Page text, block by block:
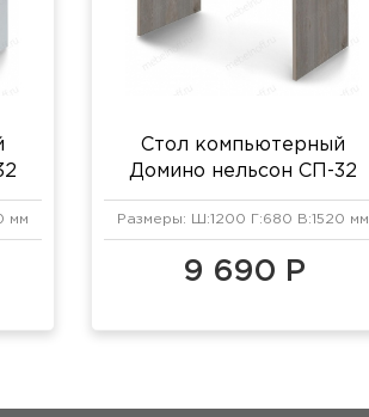
мм
Стол компьютерный
Домино нельсон СП-32
белый жемчуг/нельсон
Размеры: Ш:1200 Г:680 В:1520 мм
9 690 Р